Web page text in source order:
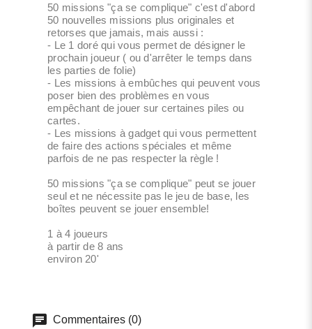
50 missions "ça se complique" c'est d'abord
50 nouvelles missions plus originales et
retorses que jamais, mais aussi :
- Le 1 doré qui vous permet de désigner le
prochain joueur ( ou d'arrêter le temps dans
les parties de folie)
- Les missions à embûches qui peuvent vous
poser bien des problèmes en vous
empêchant de jouer sur certaines piles ou
cartes.
- Les missions à gadget qui vous permettent
de faire des actions spéciales et même
parfois de ne pas respecter la règle !
50 missions "ça se complique" peut se jouer
seul et ne nécessite pas le jeu de base, les
boîtes peuvent se jouer ensemble!
1 à 4 joueurs
à partir de 8 ans
environ 20'
Commentaires (0)